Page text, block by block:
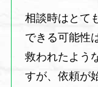
相談時はとて
できる可能性
救われたよう
すが、依頼が